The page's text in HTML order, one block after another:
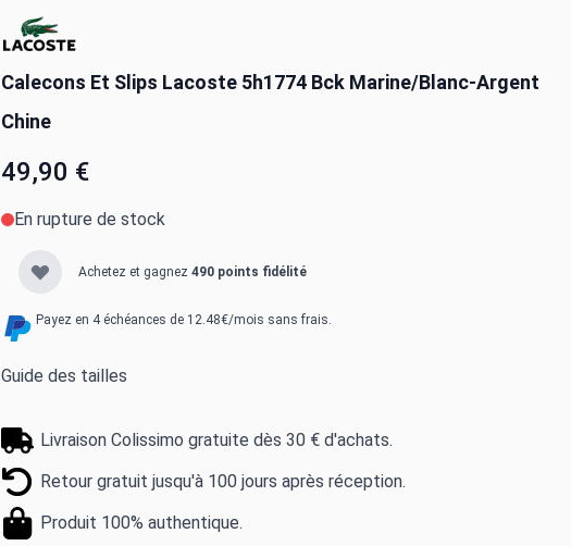
Calecons Et Slips Lacoste 5h1774 Bck Marine/blanc-Argent
Chine
49,90 €
En rupture de stock
Achetez et gagnez 490 points fidélité
Payez en 4 échéances de 12.48€/mois sans frais.
Guide des tailles
Livraison Colissimo gratuite dès 30 € d'achats.
Retour gratuit jusqu'à 100 jours après réception.
Produit 100% authentique.